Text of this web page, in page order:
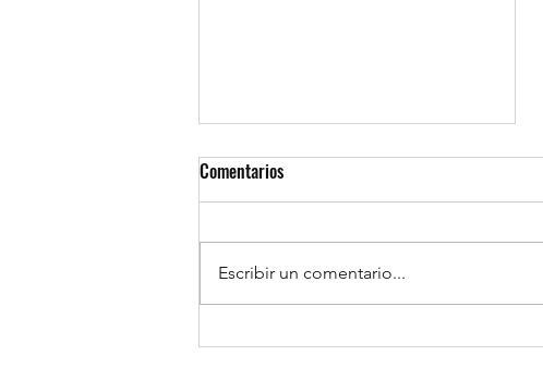
Estudiantes Destacados Junio
Comentarios
Escribir un comentario...